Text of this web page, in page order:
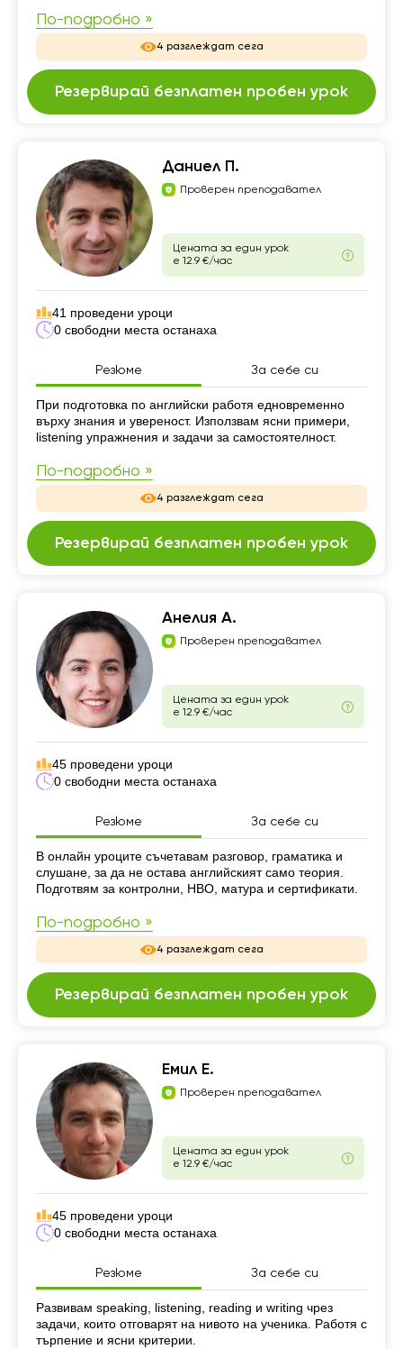
По-подробно »
4 разглеждат сега
Резервирай безплатен пробен урок
Даниел П.
Проверен преподавател
Цената за един урок
е 12.9 €/час
41 проведени уроци
0 свободни места останаха
Резюме За себе си
Резюме
При подготовка по английски работя едновременно
върху знания и увереност. Използвам ясни примери,
listening упражнения и задачи за самостоятелност.
По-подробно »
4 разглеждат сега
Резервирай безплатен пробен урок
Анелия А.
Проверен преподавател
Цената за един урок
е 12.9 €/час
45 проведени уроци
0 свободни места останаха
Резюме За себе си
Резюме
В онлайн уроците съчетавам разговор, граматика и
слушане, за да не остава английският само теория.
Подготвям за контролни, НВО, матура и сертификати.
По-подробно »
4 разглеждат сега
Резервирай безплатен пробен урок
Емил Е.
Проверен преподавател
Цената за един урок
е 12.9 €/час
45 проведени уроци
0 свободни места останаха
Резюме За себе си
Резюме
Развивам speaking, listening, reading и writing чрез
задачи, които отговарят на нивото на ученика. Работя с
търпение и ясни критерии.